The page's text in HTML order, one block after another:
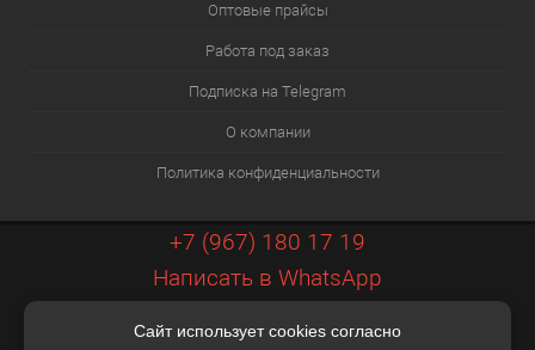
Сайт использует cookies согласно
Оптовые прайсы
Работа под заказ
Подписка на Telegram
О компании
Политика конфиденциальности
+7 (967) 180 17 19
Написать в WhatsApp